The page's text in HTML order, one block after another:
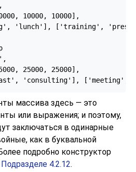
10000, 10000],
'lunch'], ['training',
25000, 25000],
'consulting'], ['meeting',
массива здесь — это
или выражения; и поэтому,
заключаться в одинарные
как в буквальной
подробно конструктор
Подразделе 4.2.12.